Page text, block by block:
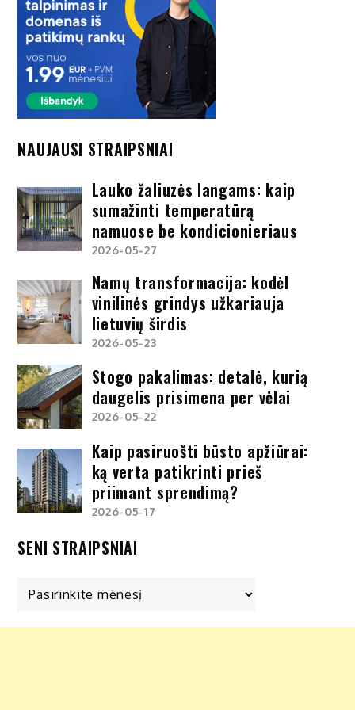
NAUJAUSI STRAIPSNIAI
Lauko žaliuzės langams: kaip
sumažinti temperatūrą
namuose be kondicionieriaus
2026-05-27
Namų transformacija: kodėl
vinilinės grindys užkariauja
lietuvių širdis
2026-05-23
Stogo pakalimas: detalė, kurią
daugelis prisimena per vėlai
2026-05-22
Kaip pasiruošti būsto apžiūrai:
ką verta patikrinti prieš
priimant sprendimą?
2026-05-17
SENI STRAIPSNIAI